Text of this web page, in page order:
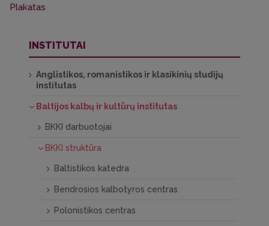
Plakatas
INSTITUTAI
Anglistikos, romanistikos ir klasikinių studijų
institutas
Baltijos kalbų ir kultūrų institutas
BKKI darbuotojai
BKKI struktūra
Baltistikos katedra
Bendrosios kalbotyros centras
Polonistikos centras